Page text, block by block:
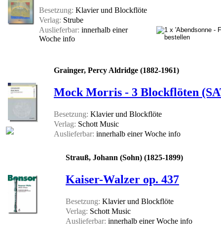
Besetzung: Klavier und Blockflöte
Verlag: Strube
Auslieferbar: innerhalb einer
Woche info
Grainger, Percy Aldridge (1882-1961)
Mock Morris - 3 Blockflöten
Besetzung: Klavier und Blockflöte
Verlag: Schott Music
Auslieferbar: innerhalb einer Woche info
Strauß, Johann (Sohn) (1825-1899)
Kaiser-Walzer op. 437
Besetzung: Klavier und Blockflöte
Verlag: Schott Music
Auslieferbar: innerhalb einer Woche info